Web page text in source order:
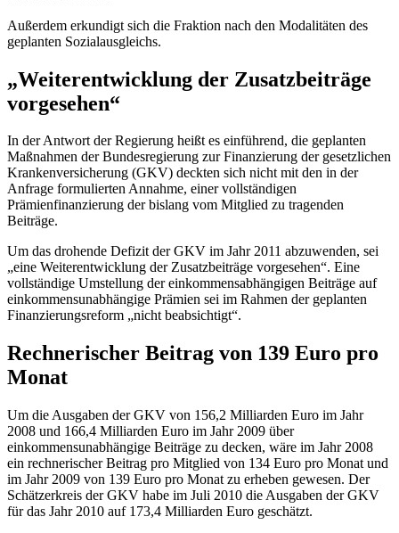
Außerdem erkundigt sich die Fraktion nach den Modalitäten des
geplanten Sozialausgleichs.
„Weiterentwicklung der Zusatzbeiträge
vorgesehen“
In der Antwort der Regierung heißt es einführend, die geplanten
Maßnahmen der Bundesregierung zur Finanzierung der gesetzlichen
Krankenversicherung (GKV) deckten sich nicht mit den in der
Anfrage formulierten Annahme, einer vollständigen
Prämienfinanzierung der bislang vom Mitglied zu tragenden
Beiträge.
Um das drohende Defizit der GKV im Jahr 2011 abzuwenden, sei
„eine Weiterentwicklung der Zusatzbeiträge vorgesehen“. Eine
vollständige Umstellung der einkommensabhängigen Beiträge auf
einkommensunabhängige Prämien sei im Rahmen der geplanten
Finanzierungsreform „nicht beabsichtigt“.
Rechnerischer Beitrag von 139 Euro pro
Monat
Um die Ausgaben der GKV von 156,2 Milliarden Euro im Jahr
2008 und 166,4 Milliarden Euro im Jahr 2009 über
einkommensunabhängige Beiträge zu decken, wäre im Jahr 2008
ein rechnerischer Beitrag pro Mitglied von 134 Euro pro Monat und
im Jahr 2009 von 139 Euro pro Monat zu erheben gewesen. Der
Schätzerkreis der GKV habe im Juli 2010 die Ausgaben der GKV
für das Jahr 2010 auf 173,4 Milliarden Euro geschätzt.